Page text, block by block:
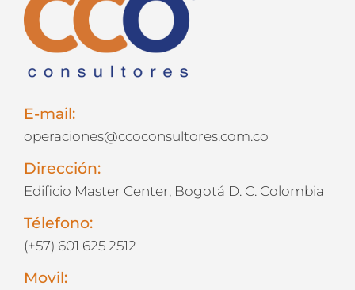
E-mail:
operaciones@ccoconsultores.com.co
Dirección:
Edificio Master Center, Bogotá D. C. Colombia
Télefono:
(+57) 601 625 2512
Movil: